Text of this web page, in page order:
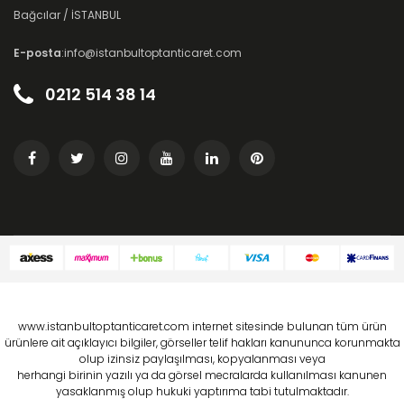
Bağcılar / İSTANBUL
E-posta:info@istanbultoptanticaret.com
0212 514 38 14
www.istanbultoptanticaret.com internet sitesinde bulunan tüm ürün
ürünlere ait açıklayıcı bilgiler, görseller telif hakları kanununca korunmakta
olup izinsiz paylaşılması, kopyalanması veya
herhangi birinin yazılı ya da görsel mecralarda kullanılması kanunen
yasaklanmış olup hukuki yaptırıma tabi tutulmaktadır.